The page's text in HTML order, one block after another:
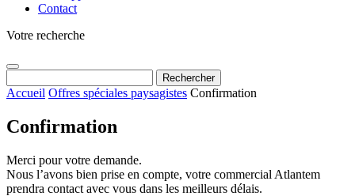
Contact
Votre recherche
Accueil Offres spéciales paysagistes Confirmation
Confirmation
Merci pour votre demande.
Nous l’avons bien prise en compte, votre commercial Atlantem
prendra contact avec vous dans les meilleurs délais.